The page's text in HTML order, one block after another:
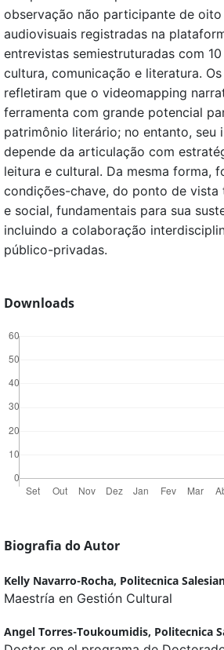
observação não participante de
audiovisuais registradas na
entrevistas semiestruturadas com
cultura, comunicação e literatura.
refletiram que o videomapping
ferramenta com grande potencial
patrimônio literário; no entanto, seu
depende da articulação com
leitura e cultural. Da mesma forma,
condições-chave, do ponto de vista
e social, fundamentais para sua
incluindo a colaboração
público-privadas.
Downloads
Biografia do Autor
Kelly Navarro-Rocha, Politecnica
Maestría en Gestión Cultural
Angel Torres-Toukoumidis, Politecnica